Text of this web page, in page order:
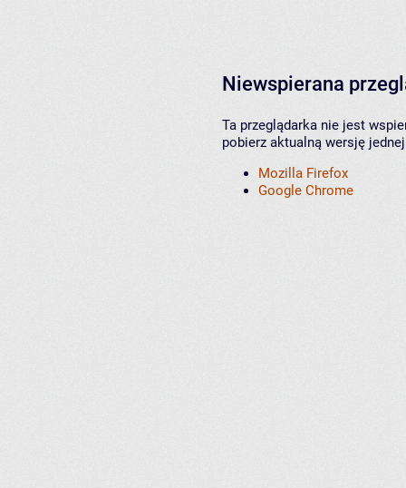
Niewspierana
Ta przeglądarka nie jest
pobierz aktualną wersję
Mozilla Firefox
Google Chrome